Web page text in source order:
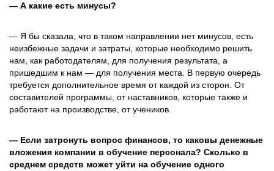
— А какие есть минусы?
— Я бы сказала, что в таком направлении нет минусов, есть
неизбежные задачи и затраты, которые необходимо решить
нам, как работодателям, для получения результата, а
пришедшим к нам — для получения места. В первую очередь
требуется дополнительное время от каждой из сторон. От
составителей программы, от наставников, которые также и
работают на производстве, от учеников.
— Если затронуть вопрос финансов, то каковы денежные
вложения компании в обучение персонала? Сколько в
среднем средств может уйти на обучение одного